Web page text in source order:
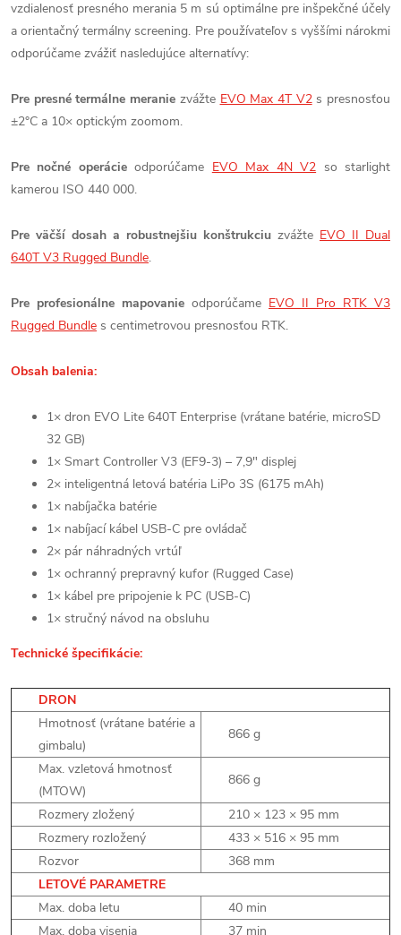
vzdialenosť presného merania 5 m sú optimálne pre inšpekčné účely
a orientačný termálny screening. Pre používateľov s vyššími nárokmi
odporúčame zvážiť nasledujúce alternatívy:
Pre presné termálne meranie zvážte EVO Max 4T V2s presnosťou
±2°C a 10× optickým zoomom.
Pre nočné operácieodporúčame EVO Max 4N V2 so starlight
kamerou ISO 440 000.
Pre väčší dosah a robustnejšiu konštrukciu zvážte EVO II Dual
640T V3 Rugged Bundle.
Pre profesionálne mapovanie odporúčame EVO II Pro RTK V3
Rugged Bundle s centimetrovou presnosťou RTK.
Obsah balenia:
1× dron EVO Lite 640T Enterprise (vrátane batérie, microSD
32 GB)
1× Smart Controller V3 (EF9-3) – 7,9" displej
2× inteligentná letová batéria LiPo 3S (6175 mAh)
1× nabíjačka batérie
1× nabíjací kábel USB-C pre ovládač
2× pár náhradných vrtúľ
1× ochranný prepravný kufor (Rugged Case)
1× kábel pre pripojenie k PC (USB-C)
1× stručný návod na obsluhu
Technické špecifikácie:
DRON
Hmotnosť (vrátane batérie a
gimbalu)
866 g
Max. vzletová hmotnosť
(MTOW)
866 g
Rozmery zložený
210 × 123 × 95 mm
Rozmery rozložený
433 × 516 × 95 mm
Rozvor
368 mm
LETOVÉ PARAMETRE
Max. doba letu
40 min
Max. doba visenia
37 min